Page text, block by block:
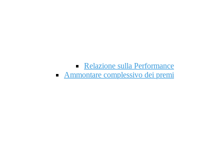
Relazione sulla Performance
Ammontare complessivo dei premi